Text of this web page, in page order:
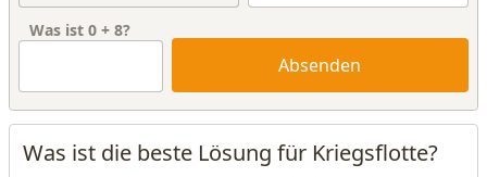
Was ist 0 + 8?
Absenden
Was ist die beste Lösung für Kriegsflotte?